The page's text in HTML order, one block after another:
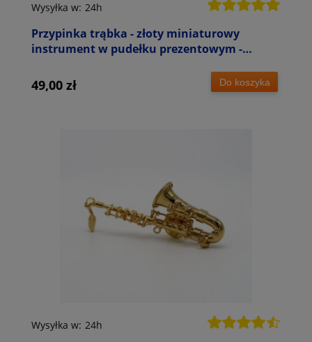
Przypinka trąbka - złoty miniaturowy
instrument w pudełku prezentowym -
Wysyłka w: 24h
49,00 zł Do koszyka
Wysyłka w: 24h